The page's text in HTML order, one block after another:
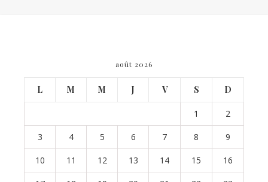
août 2026
L M M J V S D
1 2
3 4 5 6 7 8 9
10 11 12 13 14 15 16